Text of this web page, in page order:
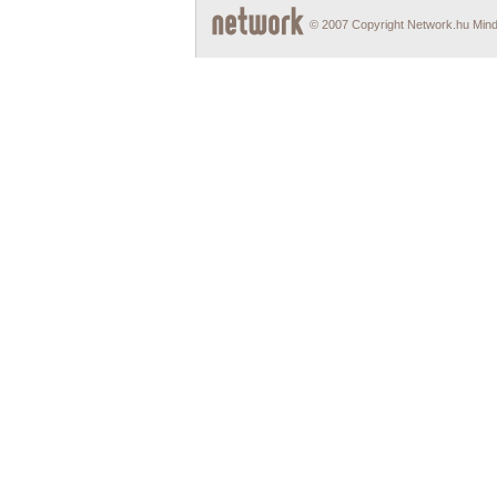
© 2007 Copyright Network.hu